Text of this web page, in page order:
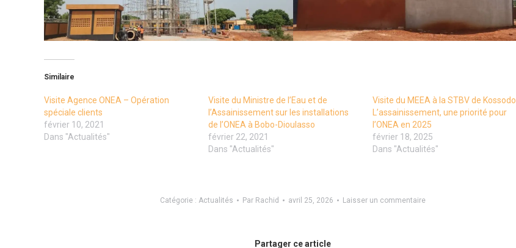
Similaire
Visite Agence ONEA – Opération
spéciale clients
février 10, 2021
Dans "Actualités"
Visite du Ministre de l’Eau et de
l’Assainissement sur les installations
de l’ONEA à Bobo-Dioulasso
février 22, 2021
Dans "Actualités"
Visite du MEEA à la STBV de Kossodo
L’assainissement, une priorité pour
l’ONEA en 2025
février 18, 2025
Dans "Actualités"
Catégorie : Actualités Par Rachid avril 25, 2026 Laisser un commentaire
Partager ce article